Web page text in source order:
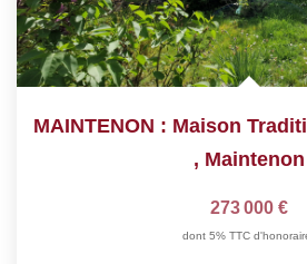
, Maintenon
273 000 €
dont 5% TTC